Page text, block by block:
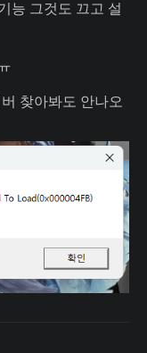
능 그것도 끄고 설
찾아봐도 안나오